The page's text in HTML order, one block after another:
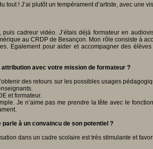
! J’ai plutôt un tempérament d’artiste, avec une
cadreur vidéo. J’étais déjà formateur en
au CRDP de Besançon. Mon rôle consiste à
Egalement pour aider et accompagner des
avec votre mission de formateur ?
des retours sur les possibles usages
et formateur.
Je n’aime pas me prendre la tête avec le
parle à un convaincu de son potentiel ?
dans un cadre scolaire est très stimulante et